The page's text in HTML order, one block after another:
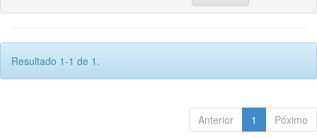
Resultado 1-1 de 1.
Anterior 1 Póximo